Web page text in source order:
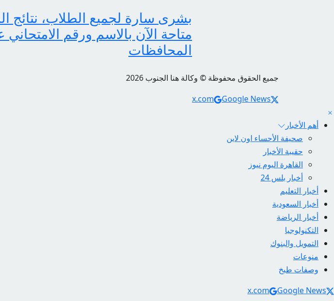
متاحة الآن بالاسم ورقم الامتحاني
المحافظات
جميع الحقوق محفوظة © وكالة هنا الجنوب 2026
Social Links
x.com Google News
أهم الأخبار
صحيفة الأحساء اون لاين
حقيبة الأخبار
القاهرة اليوم نيوز
أخبار بلس 24
أخبار التعليم
أخبار السعودية
أخبار الرياضة
التكنولوجيا
التمويل والبنوك
منوعات
وصفات طبخ
Social Links
x.com Google News